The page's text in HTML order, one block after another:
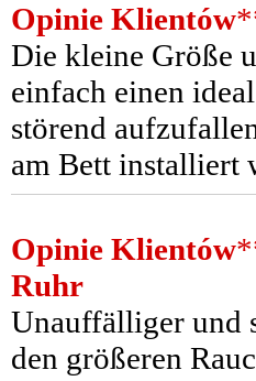
Opinie Klientów
Die kleine Größe
einfach einen
störend
am Bett installiert
Opinie Klientów
Ruhr
Unauffälliger und
den größeren